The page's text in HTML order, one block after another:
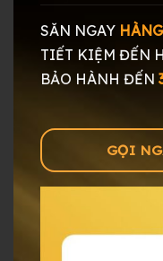
SĂN NGAY
TIẾT KIỆM ĐẾN
BẢO HÀNH ĐẾN
GỌI